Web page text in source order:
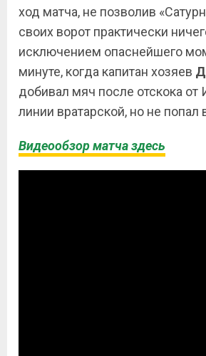
ход матча, не позволив
своих ворот практически
исключением опаснейшего
минуте, когда капитан хозяев
добивал мяч после отскока от
линии вратарской, но не попал
Видеообзор матча здесь